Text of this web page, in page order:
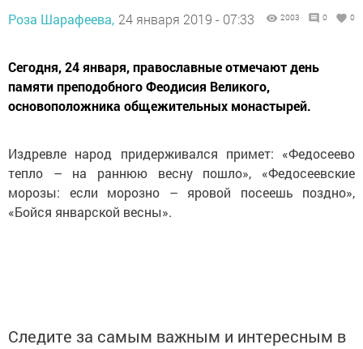
Роза Шарафеева, 24 января 2019 - 07:33 2003 0 0
Сегодня, 24 января, православные отмечают день
памяти преподобного Феодисия Великого,
основоположника общежительных монастырей.
Издревле народ придерживался примет: «Федосеево
тепло – на раннюю весну пошло», «Федосеевские
морозы: если морозно – яровой посеешь поздно»,
«Бойся январской весны».
Следите за самым важным и интересным в